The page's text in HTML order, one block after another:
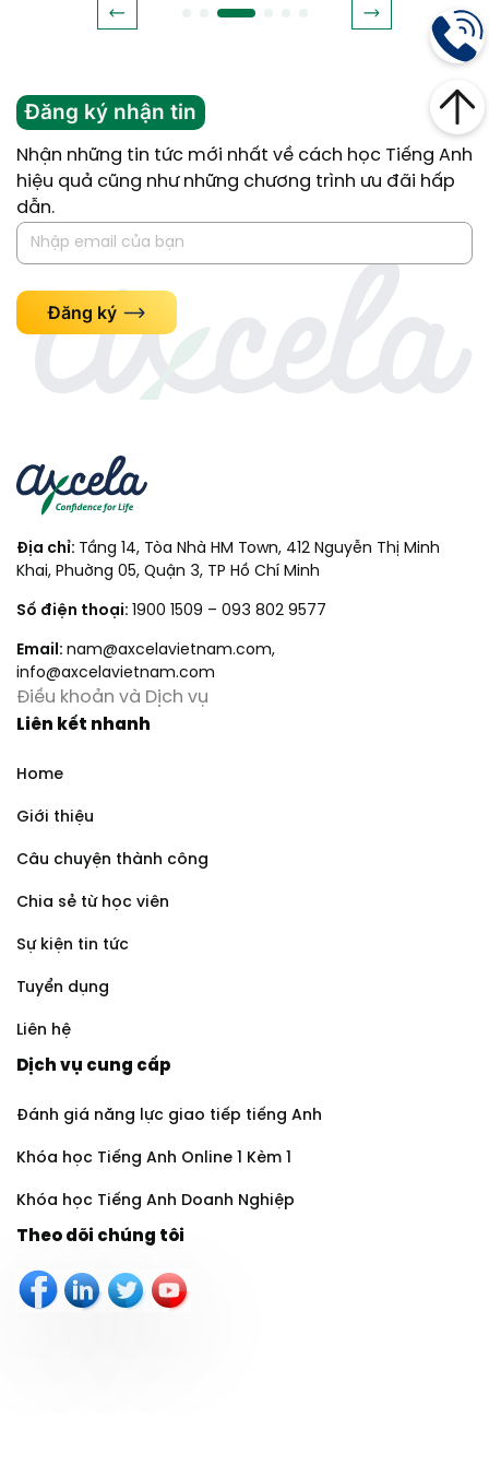
Đăng ký nhận tin
Nhận những tin tức mới nhất về cách học Tiếng Anh
hiệu quả cũng như những chương trình ưu đãi hấp
dẫn.
Đăng ký
Địa chỉ: Tầng 14, Tòa Nhà HM Town, 412 Nguyễn Thị Minh
Khai, Phuờng 05, Quận 3, TP Hồ Chí Minh
Số điện thoại: 1900 1509 – 093 802 9577
Email: nam@axcelavietnam.com,
info@axcelavietnam.com
Điều khoản và Dịch vụ
Liên kết nhanh
Home
Giới thiệu
Câu chuyện thành công
Chia sẻ từ học viên
Sự kiện tin tức
Tuyển dụng
Liên hệ
Dịch vụ cung cấp
Đánh giá năng lực giao tiếp tiếng Anh
Khóa học Tiếng Anh Online 1 Kèm 1
Khóa học Tiếng Anh Doanh Nghiệp
Theo dõi chúng tôi